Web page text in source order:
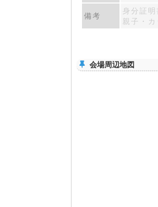
備考
身分証
親子・
会場周辺地図